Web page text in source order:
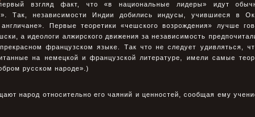
взгляд факт, что «в национальные лидеры» идут
Так, независимости Индии добились индусы, учившиеся в
Первые теоретики «чешского возрождения» лучше
а идеологи алжирского движения за независимость
французском языке. Так что не следует удивляться,
на немецкой и французской литературе, имели самые
русском народе».)
народ относительно его чаяний и ценностей, сообщая ему